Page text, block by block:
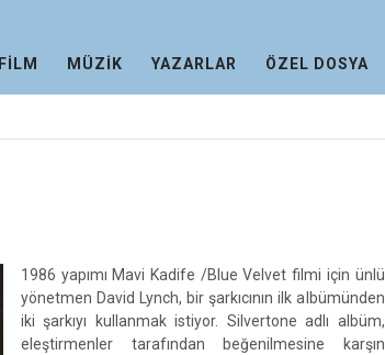
FİLM MÜZİK YAZARLAR ÖZEL DOSYA
1986 yapımı Mavi Kadife /Blue Velvet filmi için ünlü
yönetmen David Lynch, bir şarkıcının ilk albümünden
iki şarkıyı kullanmak istiyor. Silvertone adlı albüm,
eleştirmenler tarafından beğenilmesine karşın